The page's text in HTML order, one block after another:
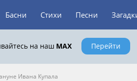
Басни Стихи Песни
на наш MAX Перейти
Ивана Купала